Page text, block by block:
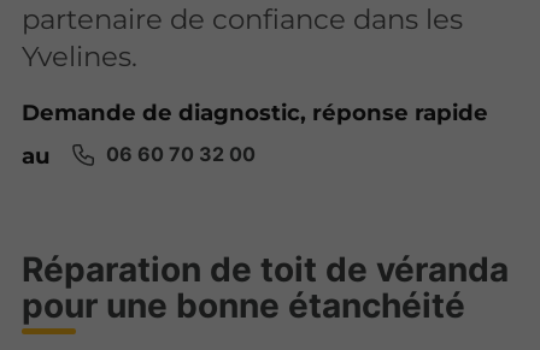
partenaire de confiance dans les
Yvelines.
Demande de diagnostic, réponse rapide
au
06 60 70 32 00
Réparation de toit de véranda
pour une bonne étanchéité